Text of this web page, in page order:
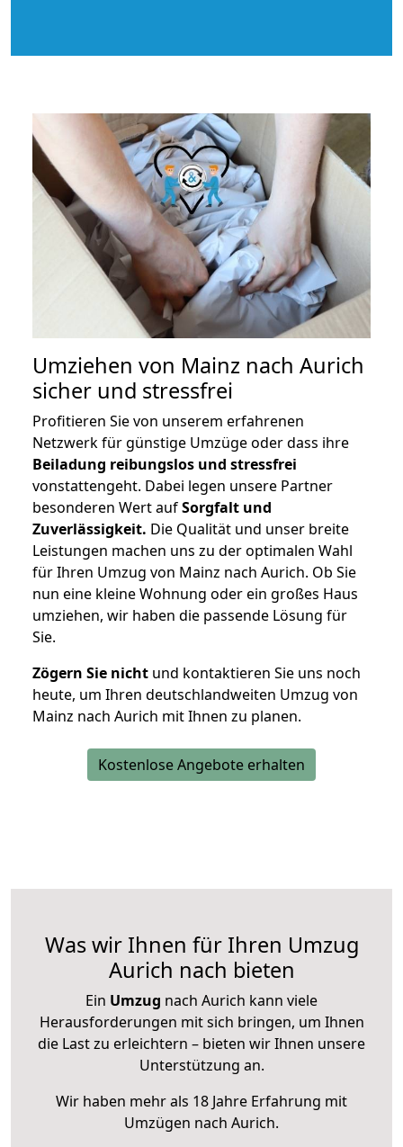
Umziehen von Mainz nach Aurich
sicher und stressfrei
Profitieren Sie von unserem erfahrenen
Netzwerk für günstige Umzüge oder dass ihre
Beiladung reibungslos und stressfrei
vonstattengeht. Dabei legen unsere Partner
besonderen Wert aufSorgfalt und
Zuverlässigkeit. Die Qualität und unser breite
Leistungen machen uns zu der optimalen Wahl
für Ihren Umzug von Mainz nach Aurich. Ob Sie
nun eine kleine Wohnung oder ein großes Haus
umziehen, wir haben die passende Lösung für
Sie.
Zögern Sie nicht und kontaktieren Sie uns noch
heute, um Ihren deutschlandweiten Umzug von
Mainz nach Aurich mit Ihnen zu planen.
Kostenlose Angebote erhalten
Was wir Ihnen für Ihren Umzug
Aurich nach bieten
Ein Umzug nach Aurich kann viele
Herausforderungen mit sich bringen, um Ihnen
die Last zu erleichtern – bieten wir Ihnen unsere
Unterstützung an.
Wir haben mehr als 18 Jahre Erfahrung mit
Umzügen nach Aurich.